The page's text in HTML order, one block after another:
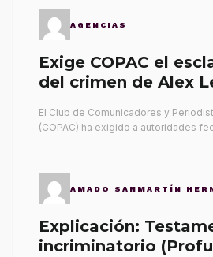
AGENCIAS
Exige COPAC el
del crimen de Alex
El Club de Comunicadores y
(COPAC) ha exigido a autoridades
AMADO SANMARTÍN
Explicación:
incriminatorio